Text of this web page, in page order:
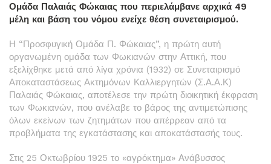
Ομάδα Παλαιάς Φώκαιας που περιελάμβανε αρχικά 49
μέλη και βάση του νόμου ενείχε θέση συνεταιρισμού.
Η “Προσφυγική Ομάδα Π. Φώκαιας”, η πρώτη αυτή
οργανωμένη ομάδα των Φω­κιανών στην Αττική, που
εξελίχθηκε μετά από λίγα χρόνια (1932) σε Συνεταιρισμό
Αποκαταστάσεως Ακτημόνων Καλλιεργητών (Σ.Α.Α.Κ)
Παλαιάς Φώκαιας, α­ποτέλεσε την πρώτη διοικητική έκφραση
των Φωκιανών, που ανέλαβε το βάρος της αντιμετώπισης
όλων εκείνων των ζητημάτων που απέρρεαν από τα
προβλήματα της εγκατάστασης και αποκατάστασής τους.
Στις 25 Ο­κτωβρίου 1925 το «αγρόκτημα» Ανάβυσσος